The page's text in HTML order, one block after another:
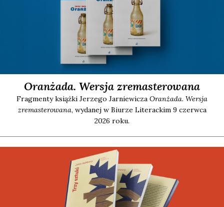
Oranżada. Wersja zremasterowana
Frag­men­ty książ­ki Jerze­go Jar­nie­wi­cza Oran­ża­da. Wer­sja
zre­ma­ste­ro­wa­na, wyda­nej w Biu­rze Lite­rac­kim 9 czerw­ca
2026 roku.